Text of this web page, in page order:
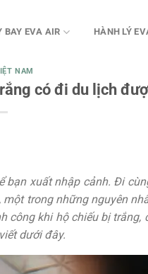
BAY EVA AIR HÀNH LÝ
NAM
có đi du lịch
bạn xuất nhập cảnh. Đi
trong những nguyên
công khi hộ chiếu bị trắng,
dưới đây.